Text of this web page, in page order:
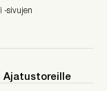
-sivujen
Ajatustoreille